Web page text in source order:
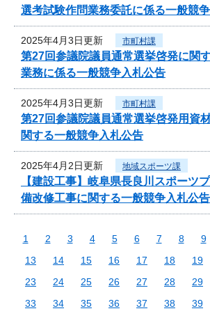
選考試験作問業務委託に係る一般競
2025年4月3日更新 市町村課
第27回参議院議員通常選挙啓発に関
業務に係る一般競争入札公告
2025年4月3日更新 市町村課
第27回参議院議員通常選挙啓発用資
関する一般競争入札公告
2025年4月2日更新 地域スポーツ課
【建設工事】岐阜県長良川スポーツ
備改修工事に関する一般競争入札公告
1 2 3 4 5 6 7 8 9
13
14 15 16 17 18 19
23
24 25 26 27 28 29
33
34 35 36 37 38 39